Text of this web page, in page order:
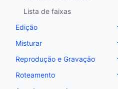
Lista de faixas
Edição
Misturar
Reprodução e Gravação
Roteamento